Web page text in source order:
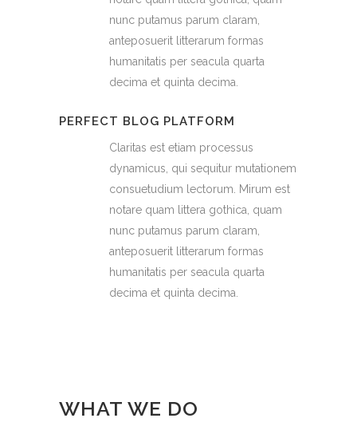
nunc putamus parum claram,
anteposuerit litterarum formas
humanitatis per seacula quarta
decima et quinta decima.
PERFECT BLOG PLATFORM
Claritas est etiam processus
dynamicus, qui sequitur mutationem
consuetudium lectorum. Mirum est
notare quam littera gothica, quam
nunc putamus parum claram,
anteposuerit litterarum formas
humanitatis per seacula quarta
decima et quinta decima.
WHAT WE DO